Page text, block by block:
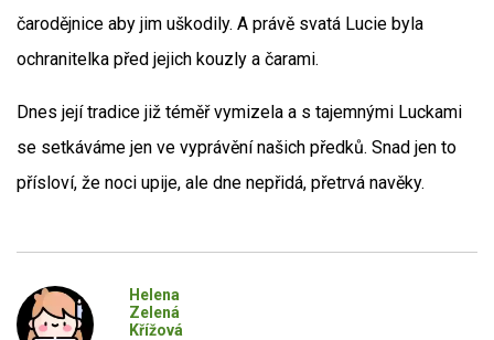
čarodějnice aby jim uškodily. A právě svatá Lucie byla
ochranitelka před jejich kouzly a čarami.
Dnes její tradice již téměř vymizela a s tajemnými Luckami
se setkáváme jen ve vyprávění našich předků. Snad jen to
přísloví, že noci upije, ale dne nepřidá, přetrvá navěky.
Helena
Zelená
Křížová